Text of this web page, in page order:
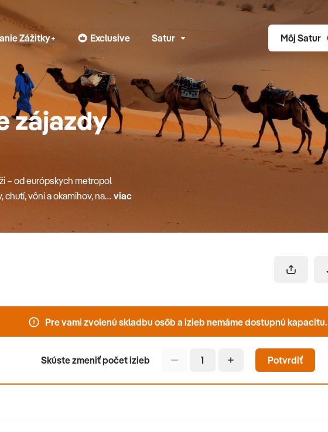
Zážitky+ Exclusive Satur Môj Satur
zájazdy
– od európskych metropol
chutí, vôní a okamihov, na
poznávačky pre rodiny
čo daná krajina
viac
Pre vami zvolenú skladbu osôb a izieb nemáme dostupnú kapacitu.
Skúste zmeniť počet izieb Potvrdiť